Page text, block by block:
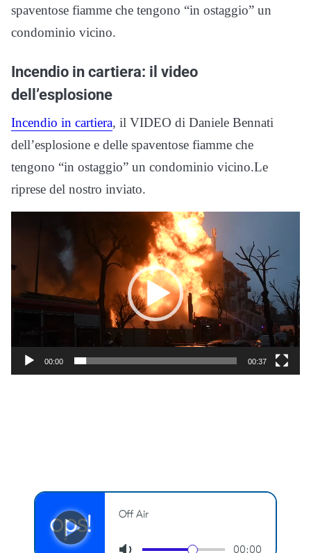
spaventose fiamme che tengono “in ostaggio” un
condominio vicino.
Incendio in cartiera: il video
dell’esplosione
Incendio in cartiera, il VIDEO di Daniele Bennati
dell’esplosione e delle spaventose fiamme che
tengono “in ostaggio” un condominio vicino.Le
riprese del nostro inviato.
00:00 00:37